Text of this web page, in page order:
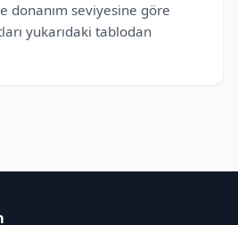
donanım seviyesine göre
yukarıdaki tablodan